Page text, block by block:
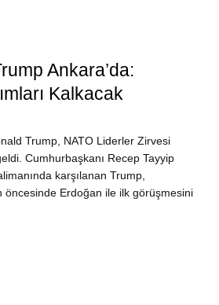
Ankara’da:
Kalkacak
Trump, NATO Liderler Zirvesi
Cumhurbaşkanı Recep Tayyip
karşılanan Trump,
öncesinde Erdoğan ile ilk görüşmesini